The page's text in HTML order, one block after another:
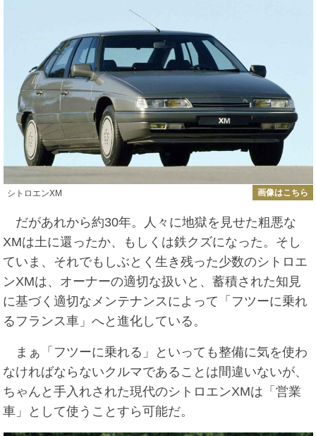
シトロエンXM 画像はこちら
だがあれから約30年。人々に地獄を見せた粗悪な
XMは土に還ったか、もしくは鉄クズになった。そし
ていま、それでもしぶとく生き残った少数のシトロエ
ンXMは、オーナーの適切な扱いと、蓄積された知見
に基づく適切なメンテナンスによって「フツーに乗れ
るフランス車」へと進化している。
まぁ「フツーに乗れる」といっても整備に気を使わ
なければならないクルマであることは間違いないが、
ちゃんと手入れされた現代のシトロエンXMは「営業
車」として使うことすら可能だ。